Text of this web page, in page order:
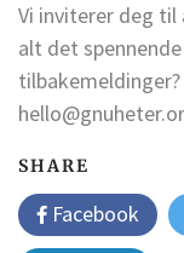
Vi inviterer deg
alt det
SHARE
Facebook